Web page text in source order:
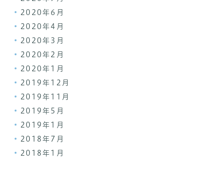
2020年6月
2020年4月
2020年3月
2020年2月
2020年1月
2019年12月
2019年11月
2019年5月
2019年1月
2018年7月
2018年1月